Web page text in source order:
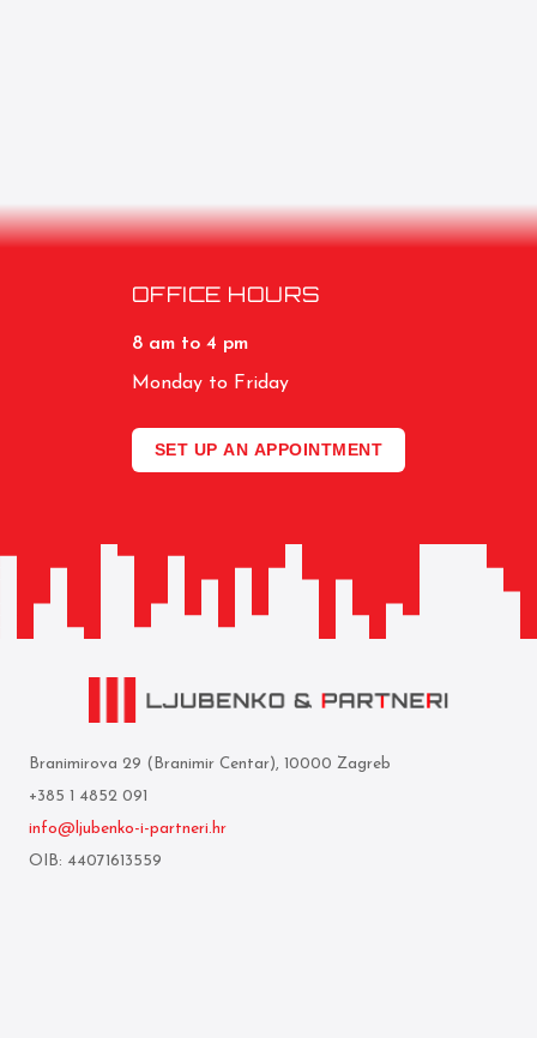
OFFICE HOURS
8 am to 4 pm
Monday to Friday
SET UP AN APPOINTMENT
Branimirova 29 (Branimir Centar), 10000 Zagreb
+385 1 4852 091
info@ljubenko-i-partneri.hr
OIB: 44071613559